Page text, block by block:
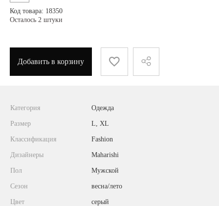
Код товара: 18350
Осталось 2 штуки
Добавить в корзину
Категория Одежда
Размер L, XL
Классификация Fashion
Дизайнеры Maharishi
Пол Мужской
Сезон весна/лето
Цвет серый